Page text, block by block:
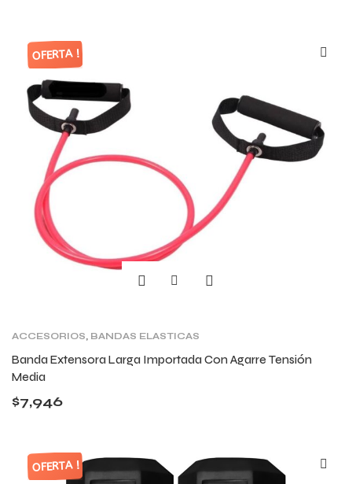
OFERTA !
ACCESORIOS, BANDAS ELASTICAS
Banda Extensora Larga Importada Con Agarre Tensión
Media
$7,946
OFERTA !